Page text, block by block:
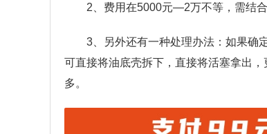
2、费用在5000元—2万不等，需结
3、另外还有一种处理办法：如果确
可直接将油底壳拆下，直接将活塞拿出
多。